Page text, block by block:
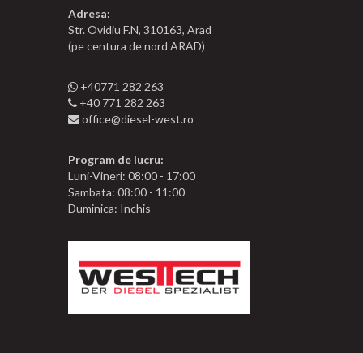
Adresa:
Str. Ovidiu F.N, 310163, Arad
(pe centura de nord ARAD)
+40771 282 263
+40 771 282 263
office@diesel-west.ro
Program de lucru:
Luni-Vineri: 08:00 - 17:00
Sambata: 08:00 - 11:00
Duminica: Inchis